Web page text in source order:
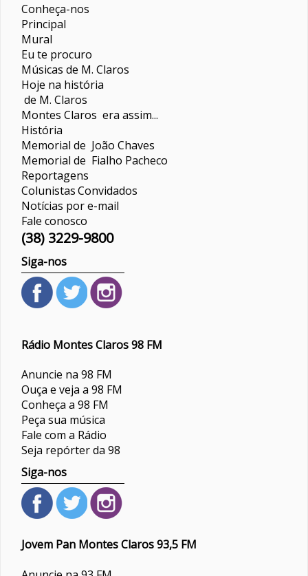
Conheça-nos
Principal
Mural
Eu te procuro
Músicas de M. Claros
Hoje na história
de M. Claros
Montes Claros era assim...
História
Memorial de João Chaves
Memorial de Fialho Pacheco
Reportagens
ColunistasConvidados
Notícias por e-mail
Fale conosco
(38) 3229-9800
Siga-nos
Rádio Montes Claros 98 FM
Anuncie na 98 FM
Ouça e veja a 98 FM
Conheça a 98 FM
Peça sua música
Fale com a Rádio
Seja repórter da 98
Siga-nos
Jovem Pan Montes Claros 93,5 FM